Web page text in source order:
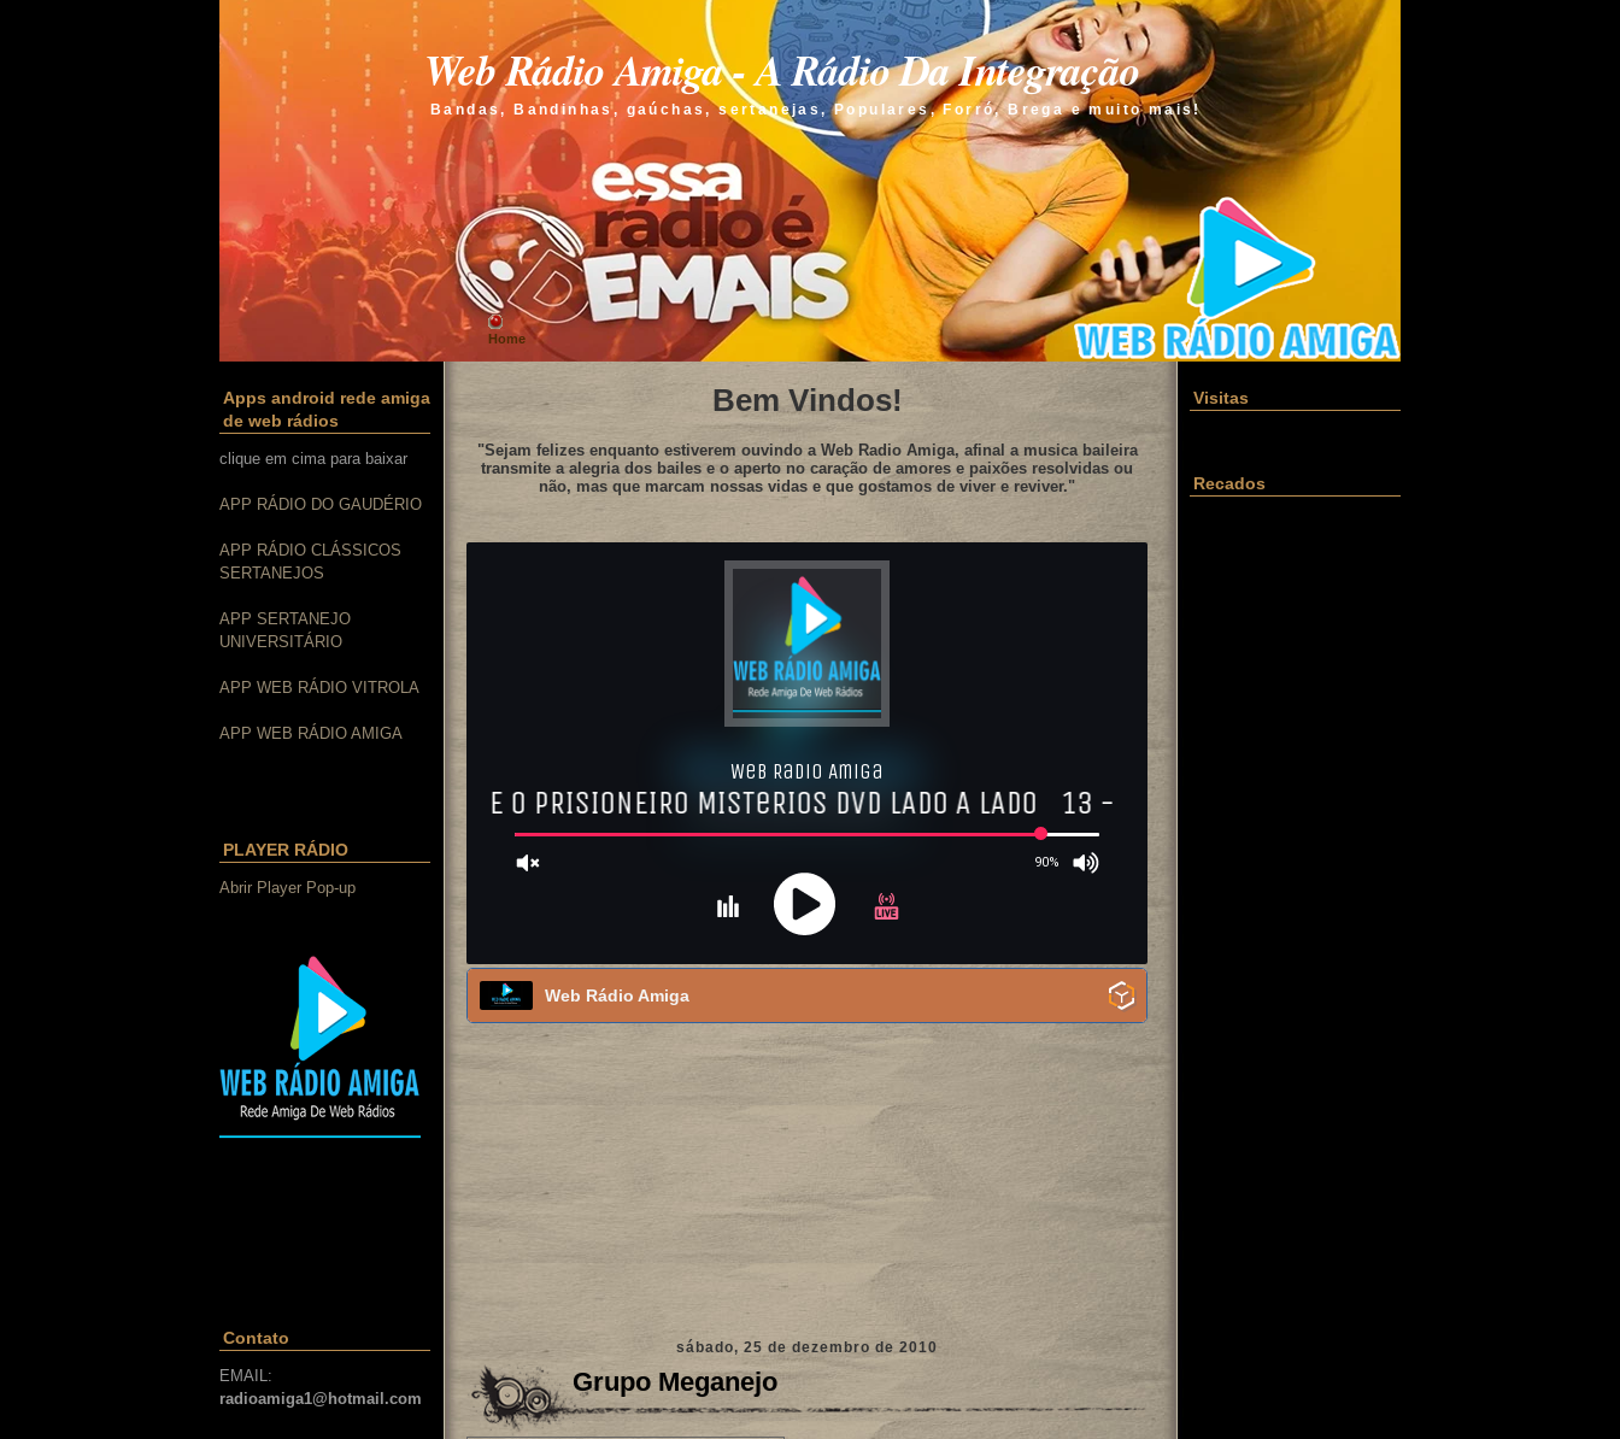
Web Rádio Amiga - A Rádio Da Integração
Bandas, Bandinhas, gaúchas, sertanejas, Populares, Forró, Brega e muito mais!
Home
Apps android rede amiga
de web rádios
clique em cima para baixar
APP RÁDIO DO GAUDÉRIO
APP RÁDIO CLÁSSICOS
SERTANEJOS
APP SERTANEJO
UNIVERSITÁRIO
APP WEB RÁDIO VITROLA
APP WEB RÁDIO AMIGA
PLAYER RÁDIO
Abrir Player Pop-up
Contato
EMAIL:
radioamiga1@hotmail.com
Bem Vindos!
"Sejam felizes enquanto estiverem ouvindo a Web Radio Amiga, afinal a musica baileira
transmite a alegria dos bailes e o aperto no caração de amores e paixões resolvidas ou
não, mas que marcam nossas vidas e que gostamos de viver e reviver."
Web Rádio Amiga
sábado, 25 de dezembro de 2010
Grupo Meganejo
Visitas
Recados